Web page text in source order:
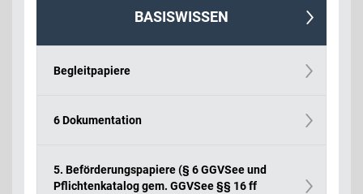
BASISWISSEN
Begleitpapiere
6 Dokumentation
5. Beförderungspapiere (§ 6 GGVSee und
Pflichtenkatalog gem. GGVSee §§ 16 ff